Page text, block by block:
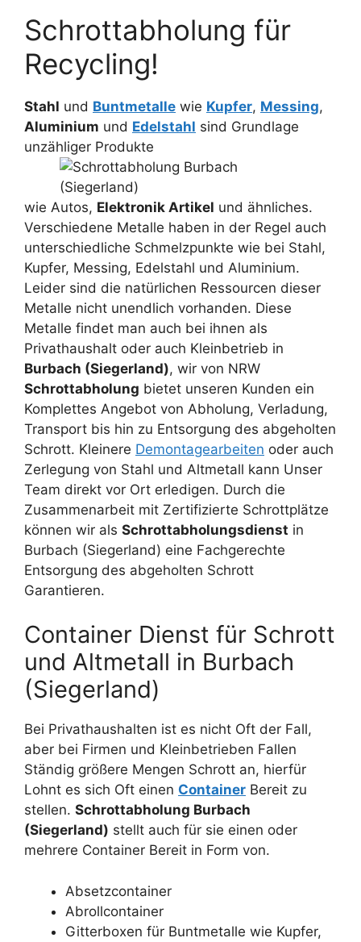
Schrottabholung für
Recycling!
Stahl und Buntmetalle wie Kupfer, Messing,
Aluminium und Edelstahl sind Grundlage
unzähliger Produkte
wie Autos, Elektronik Artikel und ähnliches.
Verschiedene Metalle haben in der Regel auch
unterschiedliche Schmelzpunkte wie bei Stahl,
Kupfer, Messing, Edelstahl und Aluminium.
Leider sind die natürlichen Ressourcen dieser
Metalle nicht unendlich vorhanden. Diese
Metalle findet man auch bei ihnen als
Privathaushalt oder auch Kleinbetrieb in
Burbach (Siegerland), wir von NRW
Schrottabholung bietet unseren Kunden ein
Komplettes Angebot von Abholung, Verladung,
Transport bis hin zu Entsorgung des abgeholten
Schrott. Kleinere Demontagearbeiten oder auch
Zerlegung von Stahl und Altmetall kann Unser
Team direkt vor Ort erledigen. Durch die
Zusammenarbeit mit Zertifizierte Schrottplätze
können wir als Schrottabholungsdienst in
Burbach (Siegerland) eine Fachgerechte
Entsorgung des abgeholten Schrott
Garantieren.
Container Dienst für Schrott
und Altmetall in Burbach
(Siegerland)
Bei Privathaushalten ist es nicht Oft der Fall,
aber bei Firmen und Kleinbetrieben Fallen
Ständig größere Mengen Schrott an, hierfür
Lohnt es sich Oft einen Container Bereit zu
stellen. Schrottabholung Burbach
(Siegerland) stellt auch für sie einen oder
mehrere Container Bereit in Form von.
Absetzcontainer
Abrollcontainer
Gitterboxen für Buntmetalle wie Kupfer,